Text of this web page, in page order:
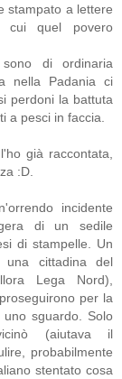
stampato a lettere
cui quel povero
di ordinaria
nella Padania ci
perdoni la battuta
a pesci in faccia.
già raccontata,
:D.
incidente
di un sedile
di stampelle. Un
cittadina del
Lega Nord),
per la
sguardo. Solo
(aiutava il
probabilmente
stentato cosa